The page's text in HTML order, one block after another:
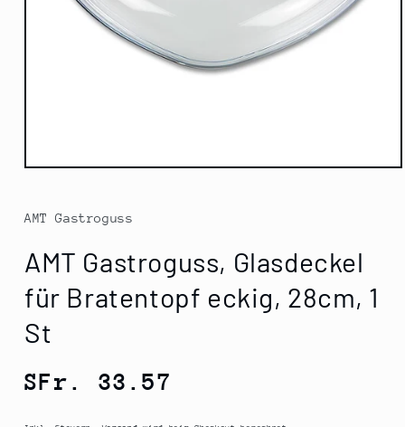
Medien
Modal
öffnen
AMT Gastroguss
AMT Gastroguss, Glasdeckel
für Bratentopf eckig, 28cm, 1
St
Normaler
SFr. 33.57